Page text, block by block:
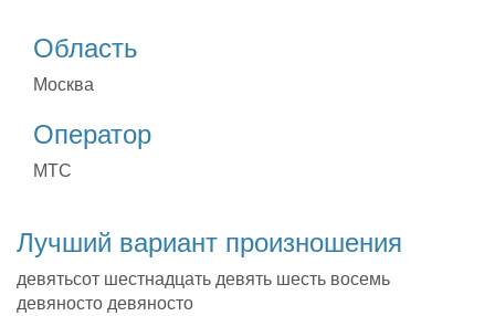
Область
Москва
Оператор
МТС
Лучший вариант произношения
девятьсот шестнадцать девять шесть восемь
девяносто девяносто